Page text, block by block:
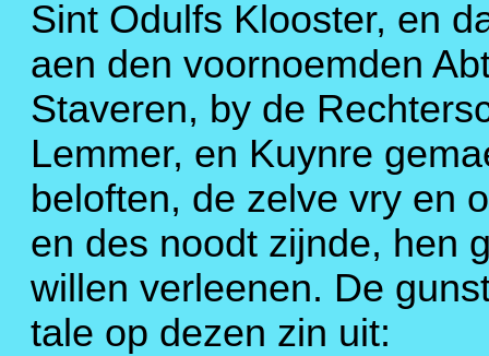
Sint Odulfs Klooster, en
aen den voornoemden
Staveren, by de
Lemmer, en Kuynre
beloften, de zelve vry en
en des noodt zijnde, hen
willen verleenen. De
tale op dezen zin uit: